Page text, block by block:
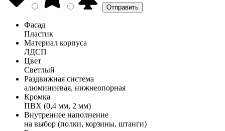
Фасад
Пластик
Материал корпуса
ЛДСП
Цвет
Светлый
Раздвижная система
алюминиевая, нижнеопорная
Кромка
ПВХ (0,4 мм, 2 мм)
Внутреннее наполнение
на выбор (полки, корзины, штанги)